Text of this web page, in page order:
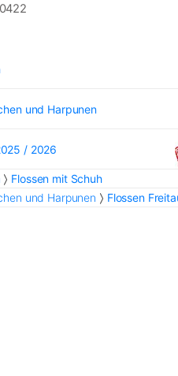
und Harpunen
/ 2026
Flossen mit Schuh
und Harpunen Flossen